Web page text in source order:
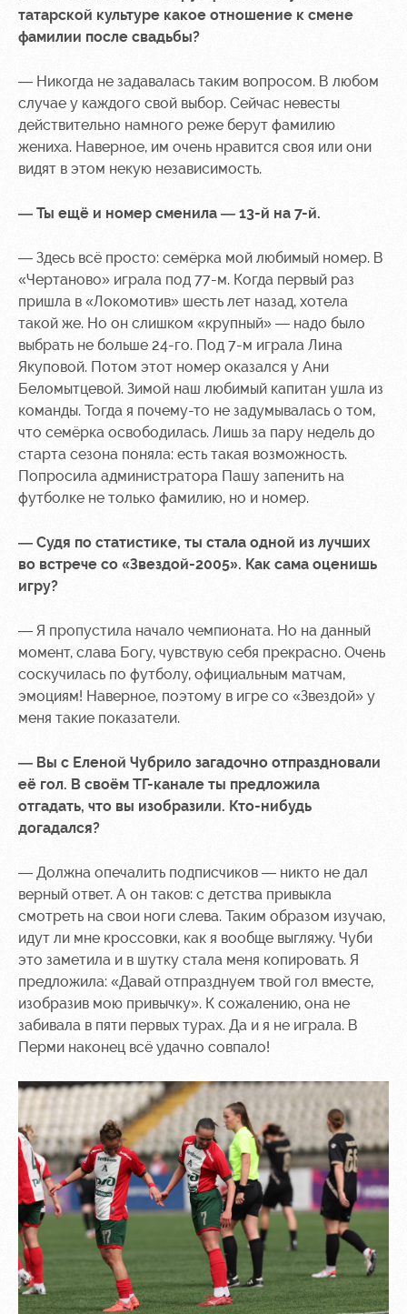
татарской культуре какое отношение к смене
фамилии после свадьбы?
— Никогда не задавалась таким вопросом. В любом
случае у каждого свой выбор. Сейчас невесты
действительно намного реже берут фамилию
жениха. Наверное, им очень нравится своя или они
видят в этом некую независимость.
— Ты ещё и номер сменила — 13-й на 7-й.
— Здесь всё просто: семёрка мой любимый номер. В
«Чертаново» играла под 77-м. Когда первый раз
пришла в «Локомотив» шесть лет назад, хотела
такой же. Но он слишком «крупный» — надо было
выбрать не больше 24-го. Под 7-м играла Лина
Якуповой. Потом этот номер оказался у Ани
Беломытцевой. Зимой наш любимый капитан ушла из
команды. Тогда я почему-то не задумывалась о том,
что семёрка освободилась. Лишь за пару недель до
старта сезона поняла: есть такая возможность.
Попросила администратора Пашу запенить на
футболке не только фамилию, но и номер.
— Судя по статистике, ты стала одной из лучших
во встрече со «Звездой-2005». Как сама оценишь
игру?
— Я пропустила начало чемпионата. Но на данный
момент, слава Богу, чувствую себя прекрасно. Очень
соскучилась по футболу, официальным матчам,
эмоциям! Наверное, поэтому в игре со «Звездой» у
меня такие показатели.
— Вы с Еленой Чубрило загадочно отпраздновали
её гол. В своём ТГ-канале ты предложила
отгадать, что вы изобразили. Кто-нибудь
догадался?
— Должна опечалить подписчиков — никто не дал
верный ответ. А он таков: с детства привыкла
смотреть на свои ноги слева. Таким образом изучаю,
идут ли мне кроссовки, как я вообще выгляжу. Чуби
это заметила и в шутку стала меня копировать. Я
предложила: «Давай отпразднуем твой гол вместе,
изобразив мою привычку». К сожалению, она не
забивала в пяти первых турах. Да и я не играла. В
Перми наконец всё удачно совпало!